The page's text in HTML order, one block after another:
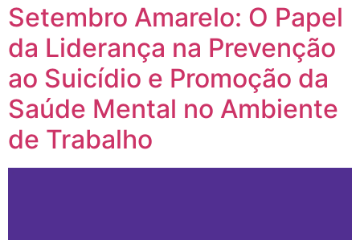
Setembro Amarelo: O Papel
da Liderança na Prevenção
ao Suicídio e Promoção da
Saúde Mental no Ambiente
de Trabalho